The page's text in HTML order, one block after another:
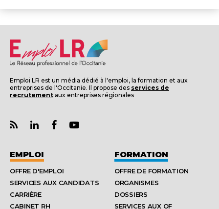
Emploi LR est un média dédié à l'emploi, la formation et aux
entreprises de l'Occitanie. Il propose des services de
recrutement aux entreprises régionales
EMPLOI
OFFRE D'EMPLOI
SERVICES AUX CANDIDATS
CARRIÈRE
CABINET RH
FORMATION
OFFRE DE FORMATION
ORGANISMES
DOSSIERS
SERVICES AUX OF